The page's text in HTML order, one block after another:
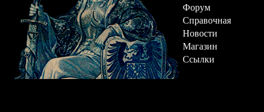
Форум
Справочная
Новости
Магазин
Ссылки